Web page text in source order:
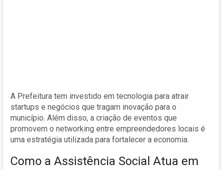
A Prefeitura tem investido em tecnologia para atrair
startups e negócios que tragam inovação para o
município. Além disso, a criação de eventos que
promovem o networking entre empreendedores locais é
uma estratégia utilizada para fortalecer a economia.
Como a Assistência Social Atua em